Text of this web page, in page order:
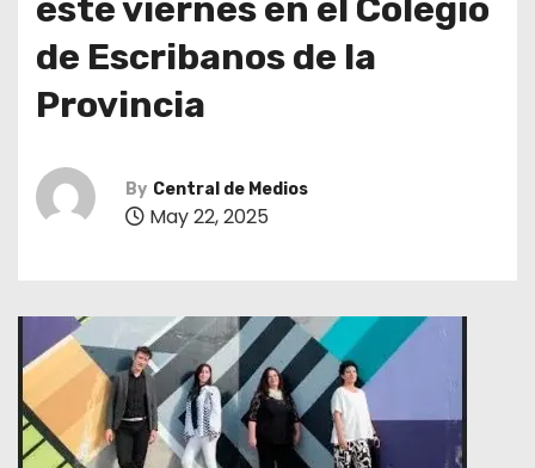
este viernes en el Colegio
de Escribanos de la
Provincia
By Central de Medios
May 22, 2025